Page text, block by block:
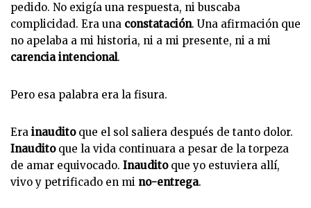
pedido. No exigía una respuesta, ni buscaba
complicidad. Era una constatación. Una afirmación que
no apelaba a mi historia, ni a mi presente, ni a mi
carencia intencional.
Pero esa palabra era la fisura.
Era inauditoque el sol saliera después de tanto dolor.
Inauditoque la vida continuara a pesar de la torpeza
de amar equivocado. Inauditoque yo estuviera allí,
vivo y petrificado en mi no-entrega.